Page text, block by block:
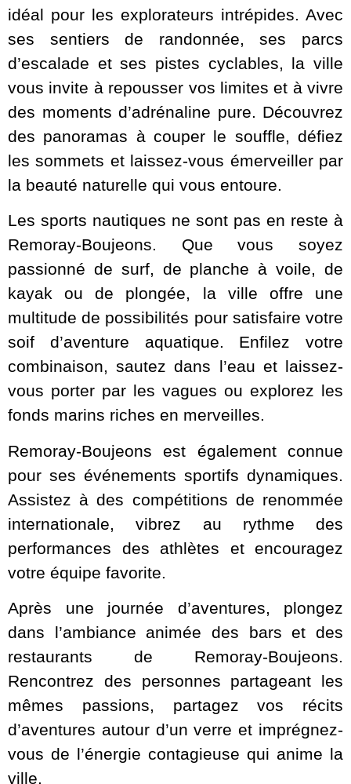
idéal pour les explorateurs intrépides. Avec
ses sentiers de randonnée, ses parcs
d’escalade et ses pistes cyclables, la ville
vous invite à repousser vos limites et à vivre
des moments d’adrénaline pure. Découvrez
des panoramas à couper le souffle, défiez
les sommets et laissez-vous émerveiller par
la beauté naturelle qui vous entoure.
Les sports nautiques ne sont pas en reste à
Remoray-Boujeons. Que vous soyez
passionné de surf, de planche à voile, de
kayak ou de plongée, la ville offre une
multitude de possibilités pour satisfaire votre
soif d’aventure aquatique. Enfilez votre
combinaison, sautez dans l’eau et laissez-
vous porter par les vagues ou explorez les
fonds marins riches en merveilles.
Remoray-Boujeons est également connue
pour ses événements sportifs dynamiques.
Assistez à des compétitions de renommée
internationale, vibrez au rythme des
performances des athlètes et encouragez
votre équipe favorite.
Après une journée d’aventures, plongez
dans l’ambiance animée des bars et des
restaurants de Remoray-Boujeons.
Rencontrez des personnes partageant les
mêmes passions, partagez vos récits
d’aventures autour d’un verre et imprégnez-
vous de l’énergie contagieuse qui anime la
ville.